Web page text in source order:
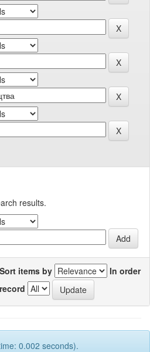
results.
Sort items by
In order
0.002 seconds).